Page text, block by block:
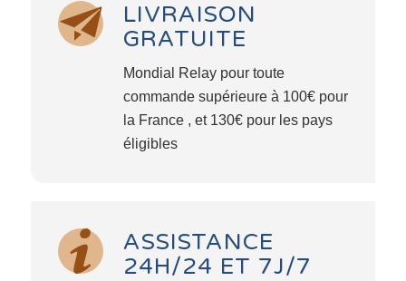
LIVRAISON
GRATUITE
Mondial Relay pour toute
commande supérieure à 100€ pour
la France , et 130€ pour les pays
éligibles
ASSISTANCE
24H/24 ET 7J/7